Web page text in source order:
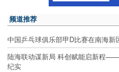
频道推荐
中国乒乓球俱乐部甲D比赛在南海新
陆海联动谋新局 科创赋能启新程
纪实